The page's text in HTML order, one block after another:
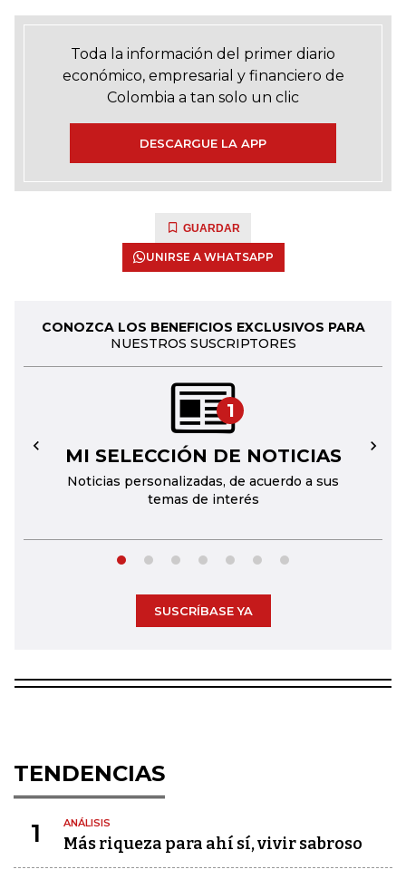
Toda la información del primer diario
económico, empresarial y financiero de
Colombia a tan solo un clic
DESCARGUE LA APP
GUARDAR
UNIRSE A WHATSAPP
CONOZCA LOS BENEFICIOS EXCLUSIVOS PARA
NUESTROS SUSCRIPTORES
1
MI SELECCIÓN DE NOTICIAS
Noticias personalizadas, de acuerdo a sus
temas de interés
← →
SUSCRÍBASE YA
TENDENCIAS
1 ANÁLISIS
Más riqueza para ahí sí, vivir sabroso